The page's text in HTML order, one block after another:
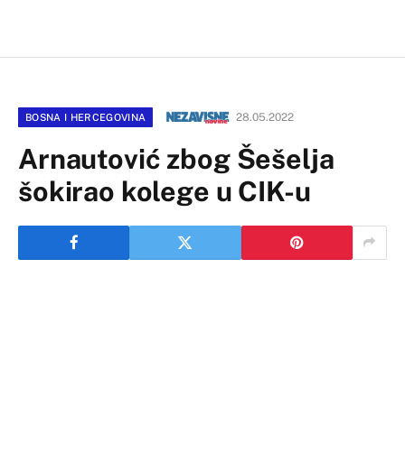
BOSNA I HERCEGOVINA 28.05.2022
Arnautović zbog Šešelja
šokirao kolege u CIK-u